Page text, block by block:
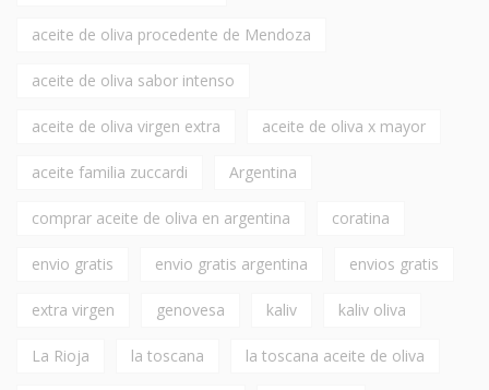
aceite de oliva procedente de Mendoza
aceite de oliva sabor intenso
aceite de oliva virgen extra aceite de oliva x mayor
aceite familia zuccardi Argentina
comprar aceite de oliva en argentina coratina
envio gratis envio gratis argentina envios gratis
extra virgen genovesa kaliv kaliv oliva
La Rioja la toscana la toscana aceite de oliva